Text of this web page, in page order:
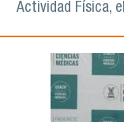
Actividad Física,